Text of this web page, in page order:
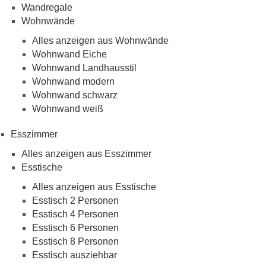
Wandregale
Wohnwände
Alles anzeigen aus Wohnwände
Wohnwand Eiche
Wohnwand Landhausstil
Wohnwand modern
Wohnwand schwarz
Wohnwand weiß
Esszimmer
Alles anzeigen aus Esszimmer
Esstische
Alles anzeigen aus Esstische
Esstisch 2 Personen
Esstisch 4 Personen
Esstisch 6 Personen
Esstisch 8 Personen
Esstisch ausziehbar